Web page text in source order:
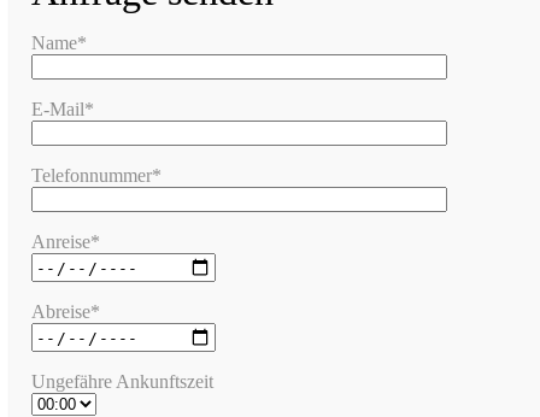
Name*
E-Mail*
Telefonnummer*
Anreise*
Abreise*
Ungefähre Ankunftszeit